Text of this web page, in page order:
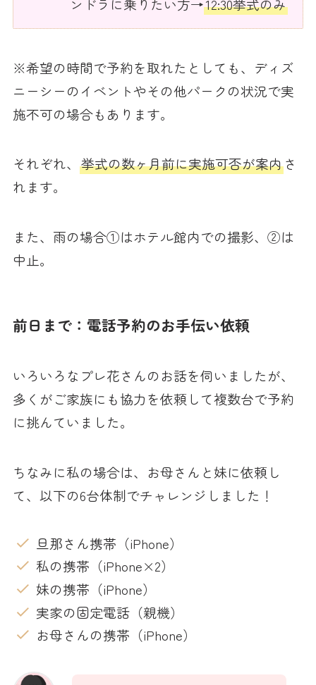
ンドラに乗りたい方→12:30挙式のみ
※希望の時間で予約を取れたとしても、ディズ
ニーシーのイベントやその他パークの状況で実
施不可の場合もあります。
それぞれ、 挙式の数ヶ月前に実施可否が案内さ
れます。
また、雨の場合①はホテル館内での撮影、②は
中止。
前日まで：電話予約のお手伝い依頼
いろいろなプレ花さんのお話を伺いましたが、
多くがご家族にも協力を依頼して複数台で予約
に挑んていました。
ちなみに私の場合は、お母さんと妹に依頼し
て、以下の6台体制でチャレンジしました！
旦那さん携帯（iPhone）
私の携帯（iPhone×2）
妹の携帯（iPhone）
実家の固定電話（親機）
お母さんの携帯（iPhone）